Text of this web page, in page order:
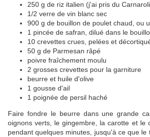
250 g de riz italien (j'ai pris du
1/2 verre de vin blanc sec
900 g de bouillon de poulet chaud, ou
1 pincée de safran, dilué dans le
10 crevettes crues, pelées et
50 g de Parmesan râpé
poivre fraîchement moulu
2 grosses crevettes pour la garniture
beurre et huile d'olive
1 gousse d'ail
1 poignée de persil haché
Faire fondre le beurre dans une grande
oignons verts, le gingembre, la carotte et le
pendant quelques minutes, jusqu'à ce que le